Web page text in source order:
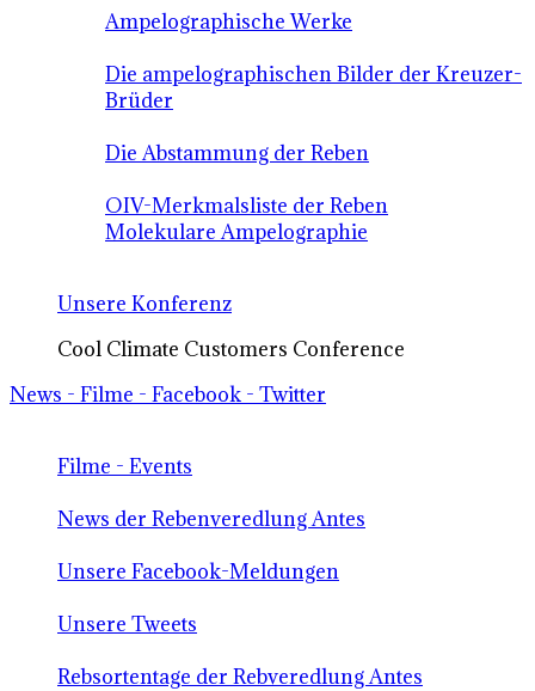
Ampelographische Werke
Die ampelographischen Bilder der Kreuzer-
Brüder
Die Abstammung der Reben
OIV-Merkmalsliste der Reben
Molekulare Ampelographie
Unsere Konferenz
Cool Climate Customers Conference
News - Filme - Facebook - Twitter
Filme - Events
News der Rebenveredlung Antes
Unsere Facebook-Meldungen
Unsere Tweets
Rebsortentage der Rebveredlung Antes